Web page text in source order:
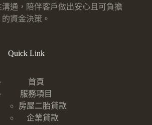
通，陪伴客戶做出安心且可負擔
的資金決策。
Quick Link
首頁
服務項目
房屋二胎貸款
企業貸款